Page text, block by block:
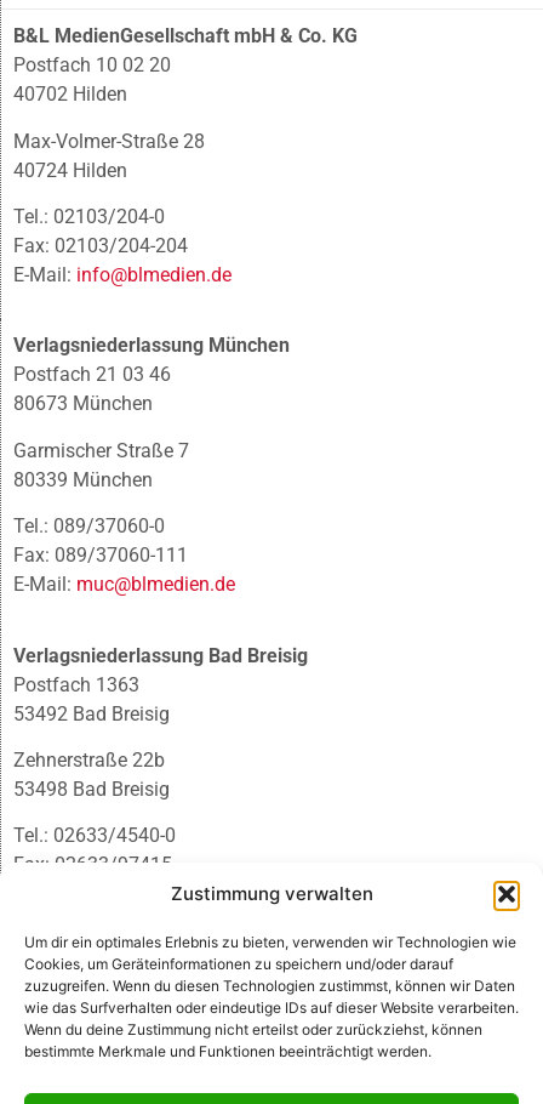
Zustimmung verwalten
Um dir ein optimales Erlebnis zu bieten, verwenden wir Technologien wie
Cookies, um Geräteinformationen zu speichern und/oder darauf
zuzugreifen. Wenn du diesen Technologien zustimmst, können wir Daten
wie das Surfverhalten oder eindeutige IDs auf dieser Website verarbeiten.
Wenn du deine Zustimmung nicht erteilst oder zurückziehst, können
bestimmte Merkmale und Funktionen beeinträchtigt werden.
B&L MedienGesellschaft mbH & Co. KG
Postfach 10 02 20
40702 Hilden
Max-Volmer-Straße 28
40724 Hilden
Tel.: 02103/204-0
Fax: 02103/204-204
E-Mail: info@blmedien.de
Verlagsniederlassung München
Postfach 21 03 46
80673 München
Garmischer Straße 7
80339 München
Tel.: 089/37060-0
Fax: 089/37060-111
E-Mail: muc@blmedien.de
Verlagsniederlassung Bad Breisig
Postfach 1363
53492 Bad Breisig
Zehnerstraße 22b
53498 Bad Breisig
Tel.: 02633/4540-0
Fax: 02633/97415
infobb@blmedien.de